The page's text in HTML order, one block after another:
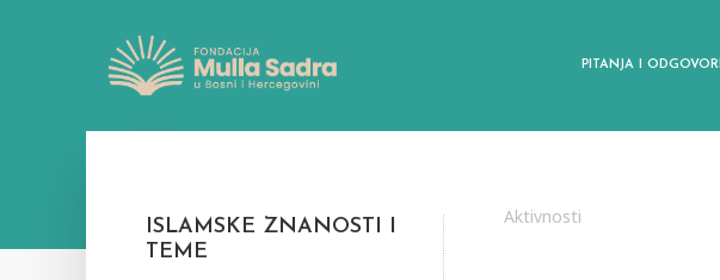
PITANJA I ODGOVORI
ISLAMSKE ZNANOSTI I
TEME
Aktivnosti